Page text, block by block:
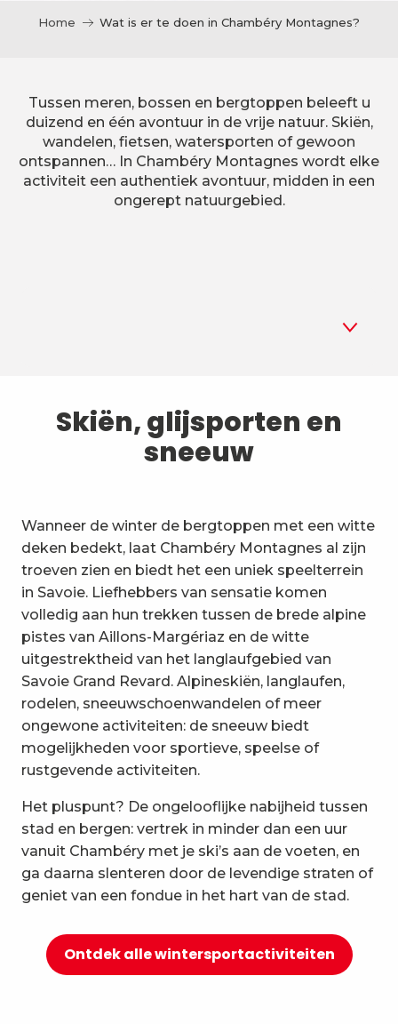
Home Wat is er te doen in Chambéry Montagnes?
Tussen meren, bossen en bergtoppen beleeft u
duizend en één avontuur in de vrije natuur. Skiën,
wandelen, fietsen, watersporten of gewoon
ontspannen… In Chambéry Montagnes wordt elke
activiteit een authentiek avontuur, midden in een
ongerept natuurgebied.
1 Skiën, glijsporten en sneeuw
Wandelpaden en wandelingen
4 Wielrennen
5 Mountainbiken in de Bauges
6
Andere activiteiten in de vrije
natuur
7
Bezienswaardigheden, cultuur
en erfgoed
8 Wijngaarden
9 Indooractiviteiten
10 Ontspanning en welzijn
Skiën, glijsporten en
sneeuw
Wanneer de winter de bergtoppen met een witte
deken bedekt, laat Chambéry Montagnes al zijn
troeven zien en biedt het een uniek speelterrein
in Savoie. Liefhebbers van sensatie komen
volledig aan hun trekken tussen de brede alpine
pistes van Aillons-Margériaz en de witte
uitgestrektheid van het langlaufgebied van
Savoie Grand Revard. Alpineskiën, langlaufen,
rodelen, sneeuwschoenwandelen of meer
ongewone activiteiten: de sneeuw biedt
mogelijkheden voor sportieve, speelse of
rustgevende activiteiten.
Het pluspunt? De ongelooflijke nabijheid tussen
stad en bergen: vertrek in minder dan een uur
vanuit Chambéry met je ski’s aan de voeten, en
ga daarna slenteren door de levendige straten of
geniet van een fondue in het hart van de stad.
Ontdek alle wintersportactiviteiten